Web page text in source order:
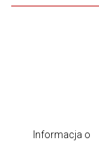
Informacja o